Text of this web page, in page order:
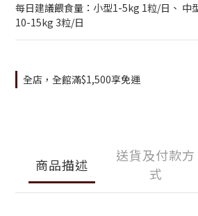
每日建議餵食量：小型1-5kg 1粒/日、 中
10-15kg 3粒/日
全店，全館滿$1,500享免運
商品描述
送貨及付款方
式